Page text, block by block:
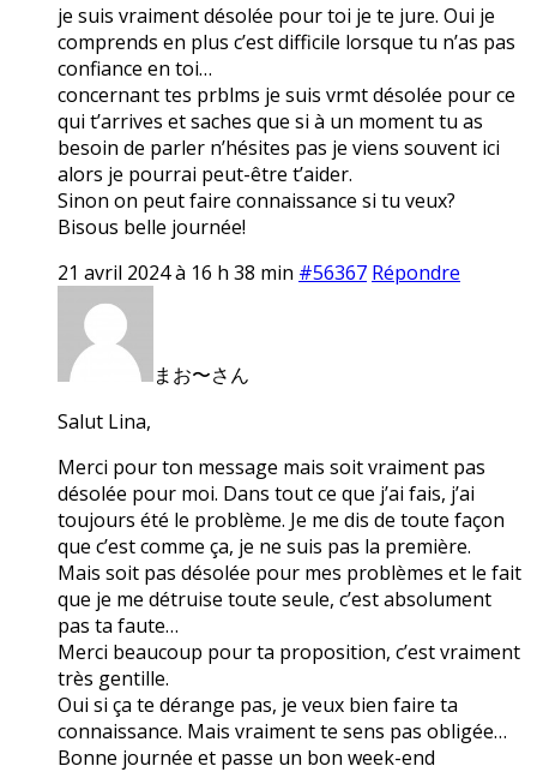
je suis vraiment désolée pour toi je te jure. Oui je
comprends en plus c’est difficile lorsque tu n’as pas
confiance en toi…
concernant tes prblms je suis vrmt désolée pour ce
qui t’arrives et saches que si à un moment tu as
besoin de parler n’hésites pas je viens souvent ici
alors je pourrai peut-être t’aider.
Sinon on peut faire connaissance si tu veux?
Bisous belle journée!
21 avril 2024 à 16 h 38 min #56367 Répondre
まお〜さん
Salut Lina,
Merci pour ton message mais soit vraiment pas
désolée pour moi. Dans tout ce que j’ai fais, j’ai
toujours été le problème. Je me dis de toute façon
que c’est comme ça, je ne suis pas la première.
Mais soit pas désolée pour mes problèmes et le fait
que je me détruise toute seule, c’est absolument
pas ta faute…
Merci beaucoup pour ta proposition, c’est vraiment
très gentille.
Oui si ça te dérange pas, je veux bien faire ta
connaissance. Mais vraiment te sens pas obligée…
Bonne journée et passe un bon week-end